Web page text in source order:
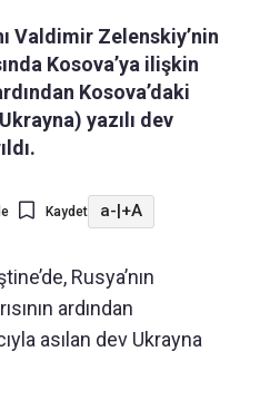
Valdimir Zelenskiy’nin
Kosova’ya ilişkin
Kosova’daki
yazılı dev
Kaydet a-|+A
Rusya’nın
ardından
asılan dev Ukrayna